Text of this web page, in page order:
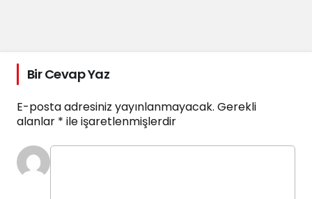
Bir Cevap Yaz
E-posta adresiniz yayınlanmayacak. Gerekli
alanlar * ile işaretlenmişlerdir